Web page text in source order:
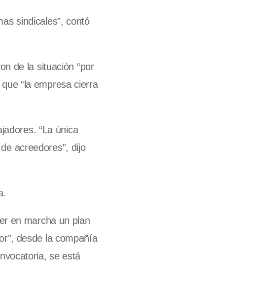
sindicales”, contó
de la situación “por
“la empresa cierra
“La única
acreedores”, dijo
en marcha un plan
desde la compañía
se está